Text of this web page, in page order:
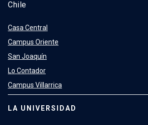
Chile
Casa Central
Campus Oriente
San Joaquín
Lo Contador
Campus Villarrica
LA UNIVERSIDAD